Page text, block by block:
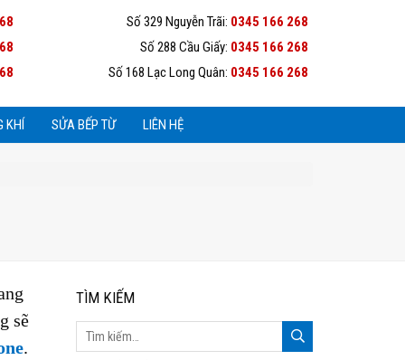
Số 329 Nguyễn Trãi: 0345 166 268
Số 288 Cầu Giấy: 0345 166 268
Số 168 Lạc Long Quân: 0345 166 268
KHÍ SỬA BẾP TỪ LIÊN HỆ
sẽ
.
TÌM KIẾM